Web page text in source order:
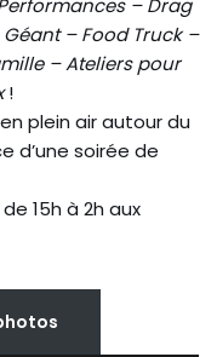
– Drag
– Food Truck –
– Ateliers pour
!
plein air autour du
d’une soirée de
15h à 2h aux